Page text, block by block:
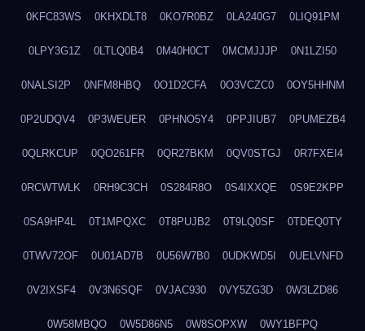
0KFC83WS 0KHXDLT8 0KO7R0BZ 0LA240G7 0LIQ91PM
0LPY3G1Z 0LTLQ0B4 0M40H0CT 0MCMJJJP 0N1LZI50
0NALSI2P 0NFM8HBQ 0O1D2CFA 0O3VCZC0 0OY5HHNM
0P2UDQV4 0P3WEUER 0PHNO5Y4 0PPJIUB7 0PUMEZB4
0QLRKCUP 0QO261FR 0QR27BKM 0QV0STGJ 0R7FXEI4
0RCWTWLK 0RH9C3CH 0S284R8O 0S4IXXQE 0S9E2KPP
0SA9HP4L 0T1MPQXC 0T8PUJB2 0T9LQ0SF 0TDEQ0TY
0TWV72OF 0U01AD7B 0U56W7B0 0UDKWD5I 0UELVNFD
0V2IXSF4 0V3N6SQF 0VJAC930 0VY5ZG3D 0W3LZD86
0W58MBQO 0W5D86N5 0W8SOPXW 0WY1BFPQ